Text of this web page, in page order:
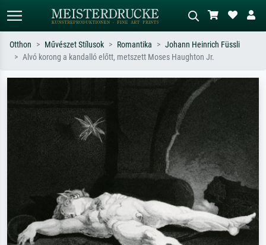
Keressen művész, műcím vagy stílus
impresszionizmus, Hokusai-hullám,
akt.
Írja le a jelenetet – pl. zöld rét, sok
piros absztrakt, sötét olajkép, álló akt
egy fa mellett.
Otthon Művészet Stílusok Romantika
Johann Heinrich Füssli
Alvó korong a kandalló előtt, metszett Moses Haughton Jr.